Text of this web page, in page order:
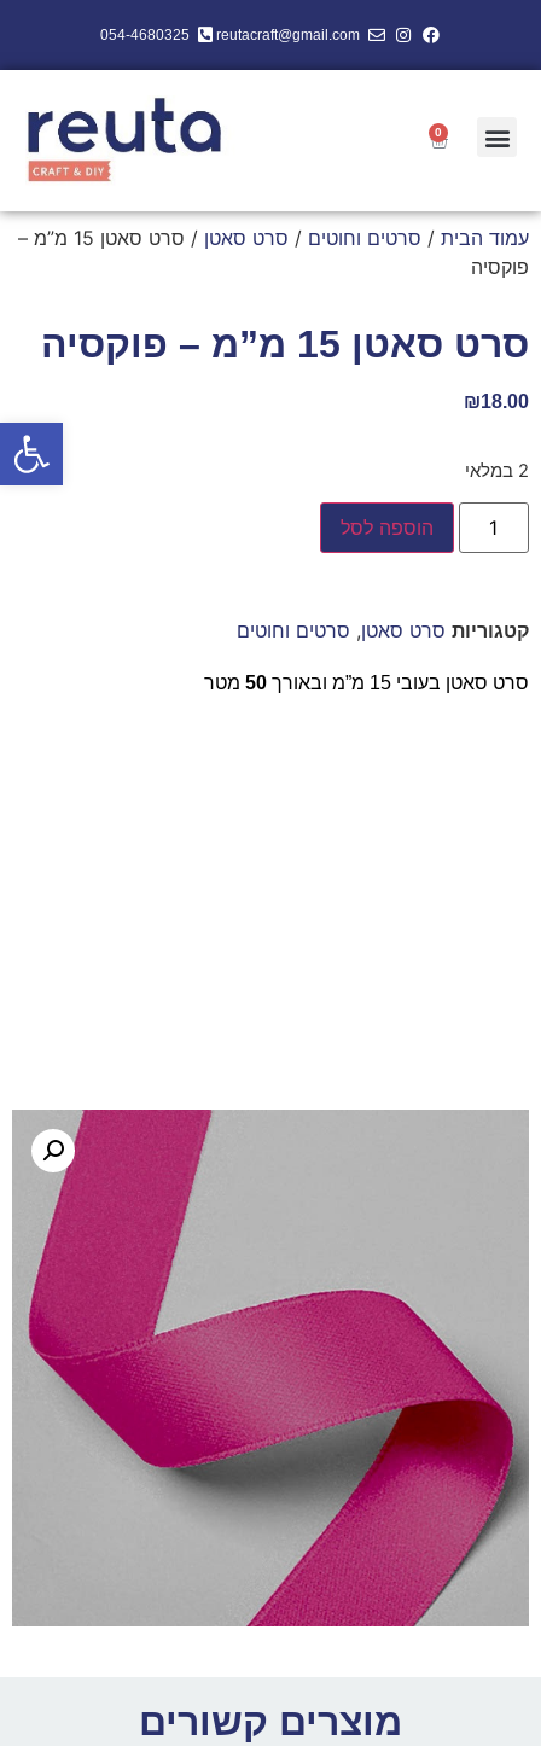
פתח
reutacraft@gmail.com
054-4680325
0
עמוד הבית / סרטים וחוטים / סרט סאטן
/ סרט סאטן 15 מ”מ –
פוקסיה
סרט סאטן 15 מ”מ – פוקסיה
₪18.00
2 במלאי
הוספה לסל
קטגוריות סרט סאטן, סרטים וחוטים
סרט סאטן בעובי 15 מ”מ ובאורך 50 מטר
מוצרים קשורים